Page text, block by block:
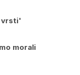
vrsti'
morali